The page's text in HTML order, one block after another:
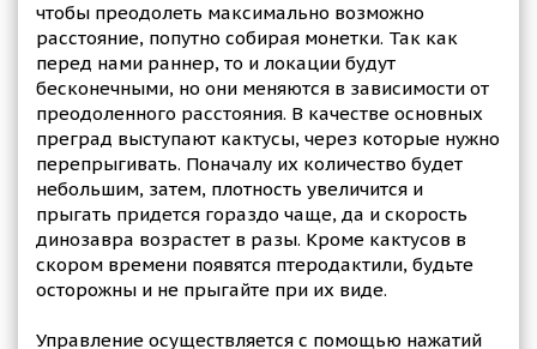
чтобы преодолеть максимально возможно
расстояние, попутно собирая монетки. Так как
перед нами раннер, то и локации будут
бесконечными, но они меняются в зависимости от
преодоленного расстояния. В качестве основных
преград выступают кактусы, через которые нужно
перепрыгивать. Поначалу их количество будет
небольшим, затем, плотность увеличится и
прыгать придется гораздо чаще, да и скорость
динозавра возрастет в разы. Кроме кактусов в
скором времени появятся птеродактили, будьте
осторожны и не прыгайте при их виде.
Управление осуществляется с помощью нажатий